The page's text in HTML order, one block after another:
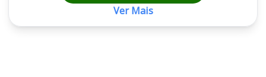
Ver Mais